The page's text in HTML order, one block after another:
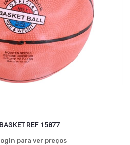
REF 15877
para ver preços